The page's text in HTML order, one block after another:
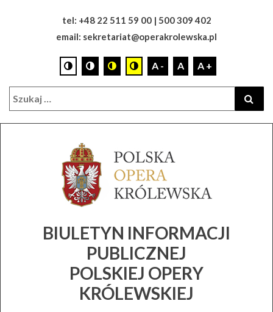
tel: +48 22 511 59 00 | 500 309 402
email: sekretariat@operakrolewska.pl
A - A A +
Search
for:
BIULETYN INFORMACJI
PUBLICZNEJ
POLSKIEJ OPERY
KRÓLEWSKIEJ